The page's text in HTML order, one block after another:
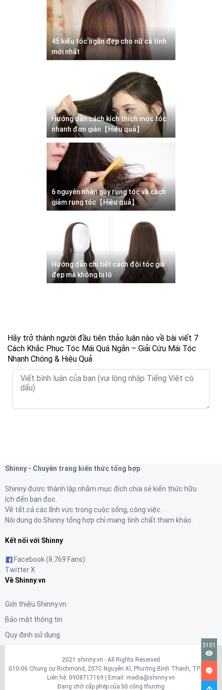
45 kiểu tóc ngắn đẹp cho nữ cá tính
mới nhất
Hướng dẫn cách kích thích mọc tóc
nhanh đơn giản【Hiệu quả】
6 nguyên nhân gây rụng tóc và cách
giảm rụng tóc【Hiệu quả】
Hướng dẫn chi tiết cách đội tóc giả
đẹp mà không bị lộ
Hãy trở thành người đầu tiên thảo luận nào về bài viết 7
Cách Khắc Phục Tóc Mái Quá Ngắn – Giải Cứu Mái Tóc
Nhanh Chóng & Hiệu Quả
Shinny - Chuyên trang kiến thức tổng hợp
Shinny được thành lập nhằm mục đích chia sẻ kiến thức hữu
ích đến bạn đọc.
Về tất cả các lĩnh vực trong cuộc sống, công việc.
Nội dung do Shinny tổng hợp chỉ mang tính chất tham khảo.
Kết nối với Shinny
Facebook (8.769 Fans)
Twitter X
Về Shinny.vn
Giới thiệu Shinny.vn
Bảo mật thông tin
Quy định sử dụng
2021 shinny.vn - All Rights Reserved
G10-06 Chung cư Richmond, 207C Nguyễn Xí, Phường Bình Thạnh, TP.HCM
Liên hệ: 0908717169 | Email: media@shinny.vn
Đang chờ cấp phép của bộ công thương
3101